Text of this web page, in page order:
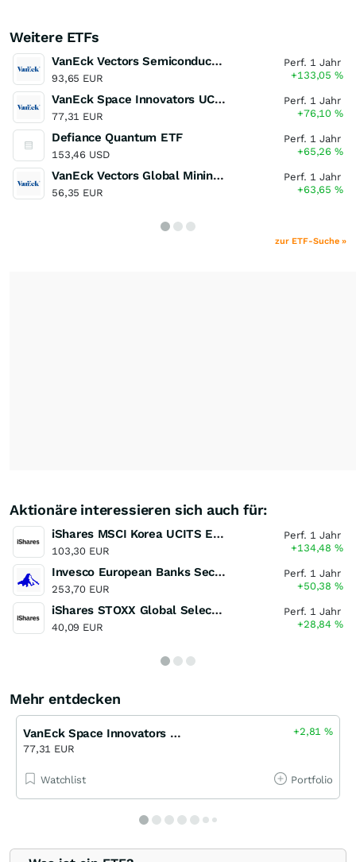
Weitere ETFs
VanEck Vectors Semiconductor UCITS ETF
93,65 EUR
Perf. 1 Jahr
+133,05%
VanEck Space Innovators UCITS ETF
77,31 EUR
Perf. 1 Jahr
+76,10%
Defiance Quantum ETF
153,46 USD
Perf. 1 Jahr
+65,26%
VanEck Vectors Global Mining UCITS ETF
56,35 EUR
Perf. 1 Jahr
+63,65%
zur ETF-Suche »
Aktionäre interessieren sich auch für:
iShares MSCI Korea UCITS ETF (Dist)
103,30 EUR
Perf. 1 Jahr
+134,48%
Invesco European Banks Sector UCITS ETF
253,70 EUR
Perf. 1 Jahr
+50,38%
iShares STOXX Global Select Dividend 100 UCITS ETF (DE)
40,09 EUR
Perf. 1 Jahr
+28,84%
Mehr entdecken
VanEck Space Innovators UCITS ETF
77,31 EUR
+2,81%
Watchlist Portfolio